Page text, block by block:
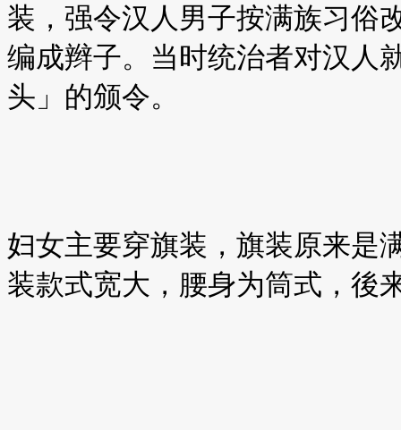
装，强令汉人男子按满族习俗
编成辫子。当时统治者对汉人
头」的颁令。
妇女主要穿旗装，旗装原来是
装款式宽大，腰身为筒式，後